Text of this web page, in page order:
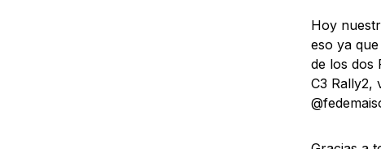
Hoy
eso ya
de los dos
C3 Rally2,